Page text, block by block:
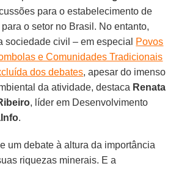
para o estabelecimento de
o setor no Brasil. No entanto,
sociedade civil – em especial Povos
e Comunidades Tradicionais
dos debates, apesar do imenso
da atividade, destaca Renata
, líder em Desenvolvimento
.
um debate à altura da importância
riquezas minerais. E a